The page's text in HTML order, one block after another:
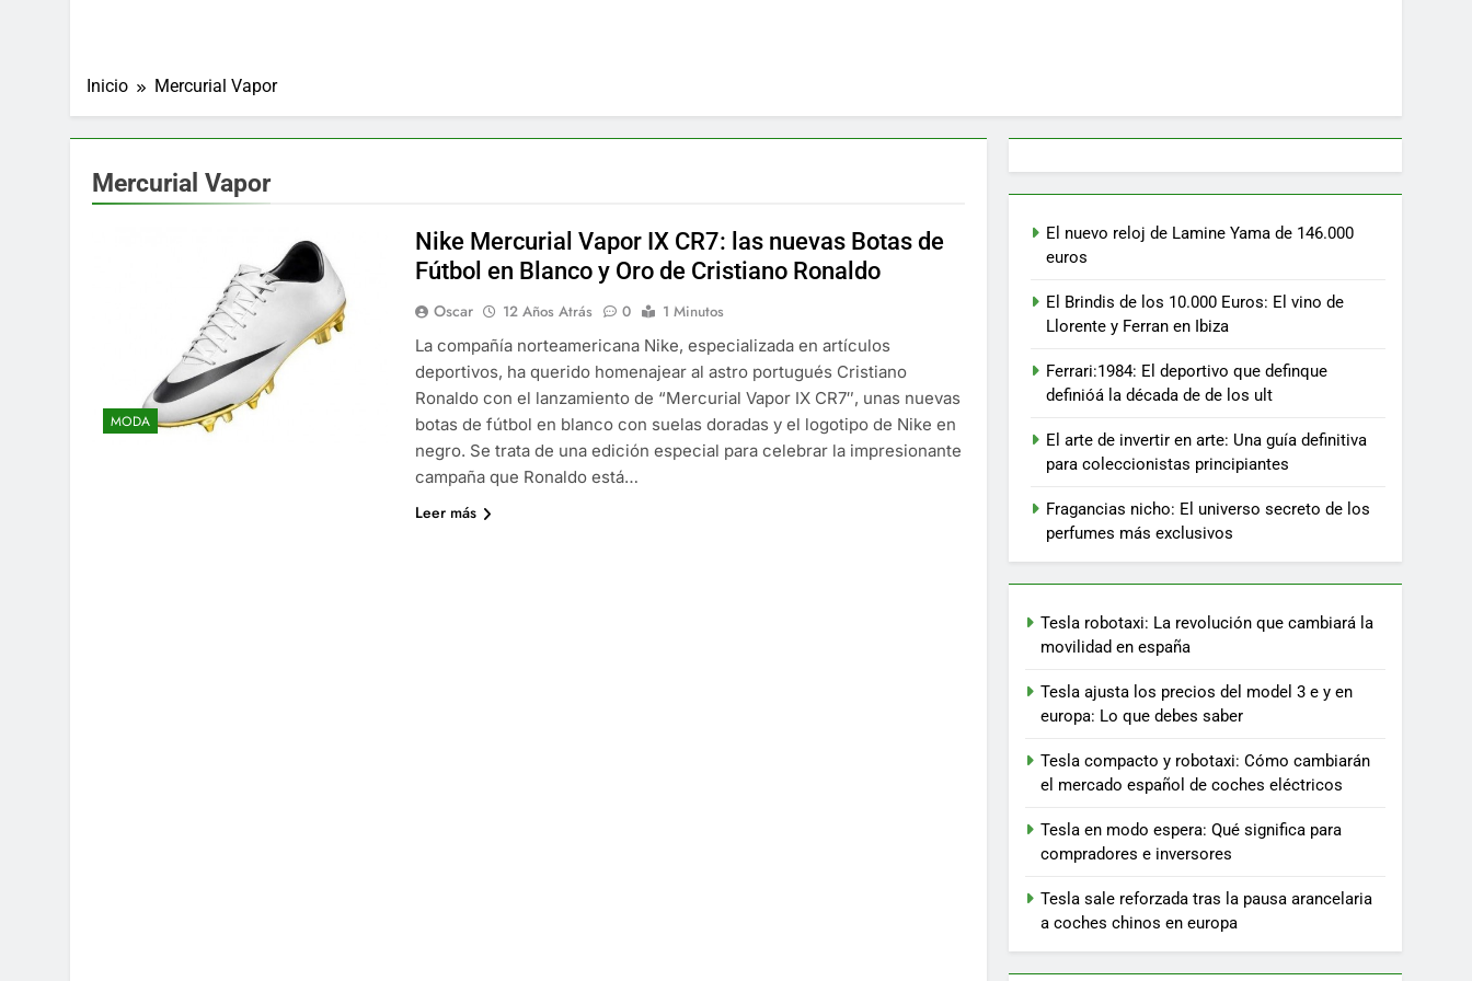
Inicio Mercurial Vapor
Mercurial Vapor
MODA
Nike Mercurial Vapor IX CR7: las nuevas Botas de
Fútbol en Blanco y Oro de Cristiano Ronaldo
Oscar 12 Años Atrás 0
1 Minutos
La compañía norteamericana Nike, especializada en artículos
deportivos, ha querido homenajear al astro portugués Cristiano
Ronaldo con el lanzamiento de “Mercurial Vapor IX CR7″, unas nuevas
botas de fútbol en blanco con suelas doradas y el logotipo de Nike en
negro. Se trata de una edición especial para celebrar la impresionante
campaña que Ronaldo está…
Leer más
El nuevo reloj de Lamine Yama de 146.000
euros
El Brindis de los 10.000 Euros: El vino de
Llorente y Ferran en Ibiza
Ferrari:1984: El deportivo que definque
definióá la década de de los ult
El arte de invertir en arte: Una guía definitiva
para coleccionistas principiantes
Fragancias nicho: El universo secreto de los
perfumes más exclusivos
Tesla robotaxi: La revolución que cambiará la
movilidad en españa
Tesla ajusta los precios del model 3 e y en
europa: Lo que debes saber
Tesla compacto y robotaxi: Cómo cambiarán
el mercado español de coches eléctricos
Tesla en modo espera: Qué significa para
compradores e inversores
Tesla sale reforzada tras la pausa arancelaria
a coches chinos en europa